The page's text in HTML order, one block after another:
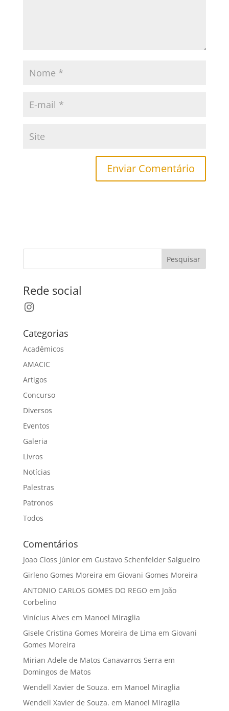
Pesquisar
Rede social
Instagram
Categorias
Acadêmicos
AMACIC
Artigos
Concurso
Diversos
Eventos
Galeria
Livros
Notícias
Palestras
Patronos
Todos
Comentários
Joao Closs Júniorem Gustavo Schenfelder Salgueiro
Girleno Gomes Moreira em Giovani Gomes Moreira
ANTONIO CARLOS GOMES DO REGO em João
Corbelino
Vinícius Alves em Manoel Miraglia
Gisele Cristina Gomes Moreira de Lima em Giovani
Gomes Moreira
Mirian Adele de Matos Canavarros Serra em
Domingos de Matos
Wendell Xavier de Souza. em Manoel Miraglia
Wendell Xavier de Souza. em Manoel Miraglia